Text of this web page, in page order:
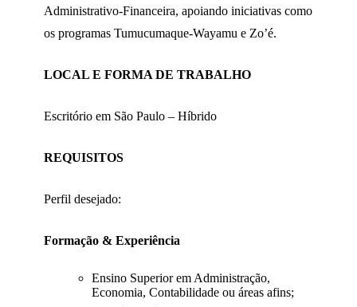
Administrativo-Financeira, apoiando iniciativas como
os programas Tumucumaque-Wayamu e Zo’é.
LOCAL E FORMA DE TRABALHO
Escritório em São Paulo – Híbrido
REQUISITOS
Perfil desejado:
Formação & Experiência
Ensino Superior em Administração,
Economia, Contabilidade ou áreas afins;